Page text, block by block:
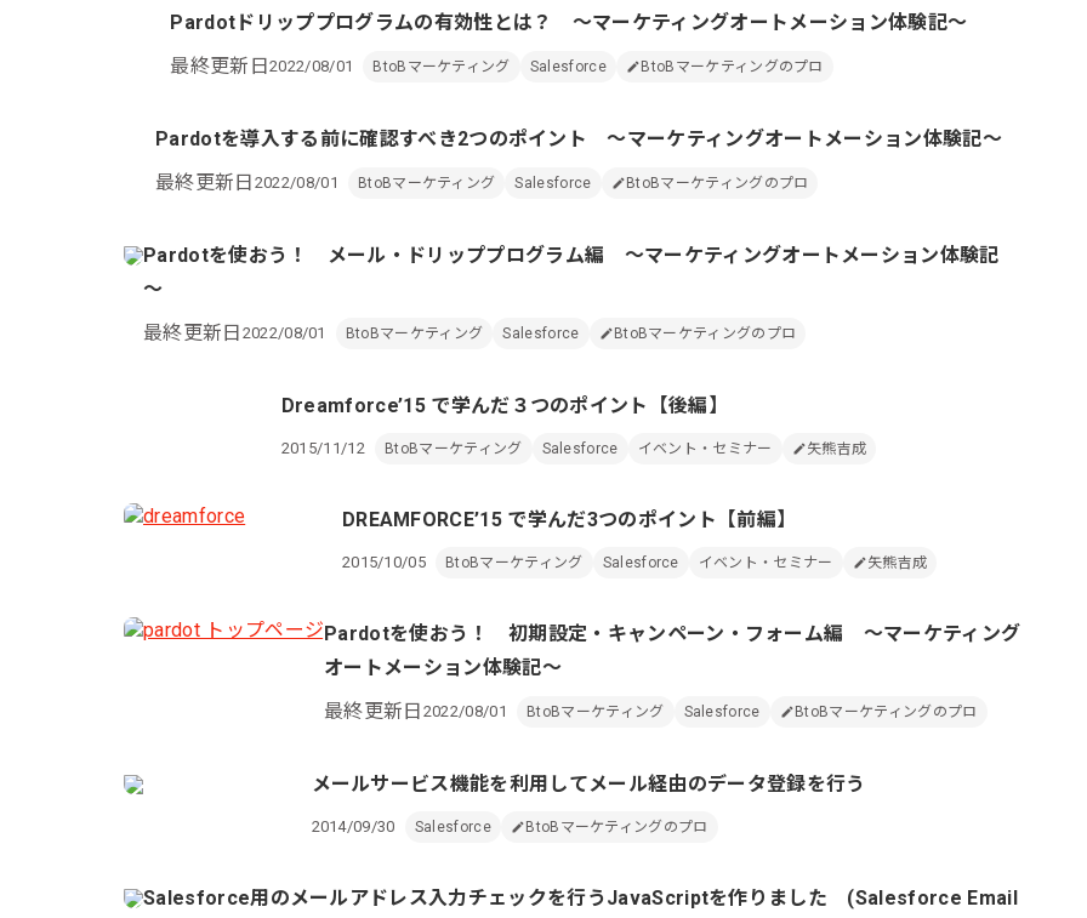
Pardotドリッププログラムの有効性とは？ ～マーケティングオートメーション体験記～
最終更新日2022/08/01 BtoBマーケティング Salesforce BtoBマーケティングのプロ
Pardotを導入する前に確認すべき2つのポイント ～マーケティングオートメーション体験記～
最終更新日 2022/08/01 BtoBマーケティング Salesforce BtoBマーケティングのプロ
Pardotを使おう！ メール・ドリッププログラム編 ～マーケティングオートメーション体験記
～
最終更新日 2022/08/01 BtoBマーケティング Salesforce BtoBマーケティングのプロ
Dreamforce’15 で学んだ３つのポイント【後編】
2015/11/12 BtoBマーケティング Salesforce イベント・セミナー 矢熊吉成
DREAMFORCE’15 で学んだ3つのポイント【前編】
2015/10/05 BtoBマーケティング Salesforce イベント・セミナー 矢熊吉成
Pardotを使おう！ 初期設定・キャンペーン・フォーム編 ～マーケティング
オートメーション体験記～
最終更新日 2022/08/01 BtoBマーケティング Salesforce BtoBマーケティングのプロ
メールサービス機能を利用してメール経由のデータ登録を行う
2014/09/30 Salesforce BtoBマーケティングのプロ
Salesforce用のメールアドレス入力チェックを行うJavaScriptを作りました (Salesforce Email